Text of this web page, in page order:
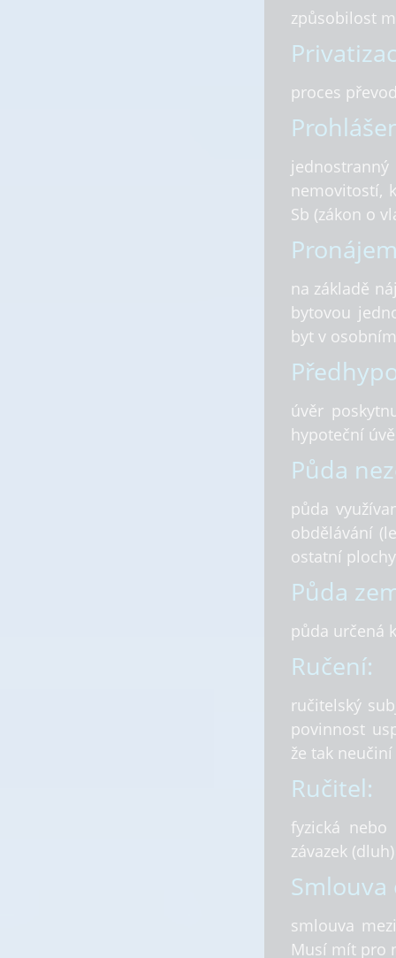
způsobilost
proces
nemovitostí,
Sb (zákon o
na základě
bytovou
byt v
úvěr
hypoteční
Půda
půda
obdělávání
ostatní
Půda
půda určená
Ručení:
ručitelský
povinnost
že tak
Ručitel:
fyzická
závazek
smlouva
Musí mít pro